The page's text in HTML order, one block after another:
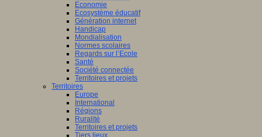
Economie
Ecosystème éducatif
Génération internet
Handicap
Mondialisation
Normes scolaires
Regards sur l’Ecole
Santé
Société connectée
Territoires et projets
Territoires
Europe
International
Régions
Ruralité
Territoires et projets
Tiers lieux